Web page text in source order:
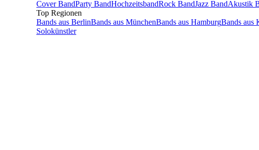
Cover BandParty BandHochzeitsbandRock BandJazz BandAkustik
Top Regionen
Bands aus BerlinBands aus MünchenBands aus HamburgBands aus
Solokünstler